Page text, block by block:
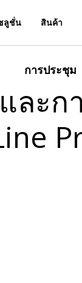
ลูชั่น สินค้า
การประชุม
ละ